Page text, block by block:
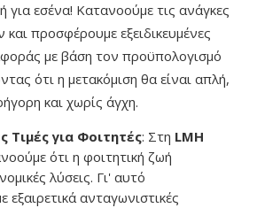
για εσένα! Κατανοούμε τις ανάγκες
προσφέρουμε εξειδικευμένες
με βάση τον προϋπολογισμό
ότι η μετακόμιση θα είναι απλή,
και χωρίς άγχη.
Τιμές για Φοιτητές: Στη LMH
ότι η φοιτητική ζωή
λύσεις. Γι' αυτό
ανταγωνιστικές